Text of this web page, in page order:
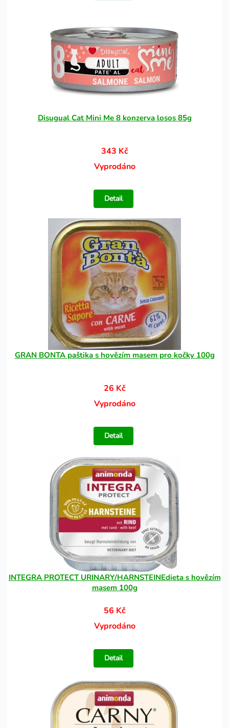
Disugual Cat Mini Me 8 konzerva losos 85g
343 Kč
Vyprodáno
Detail
GRAN BONTA paštika s hovězím masem pro kočky 100g
26 Kč
Vyprodáno
Detail
INTEGRA PROTECT URINARY/HARNSTEINEdieta s hovězím
masem 100g
56 Kč
Vyprodáno
Detail